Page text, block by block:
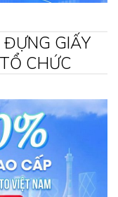
ĐỰNG GIẤY
CHỨC